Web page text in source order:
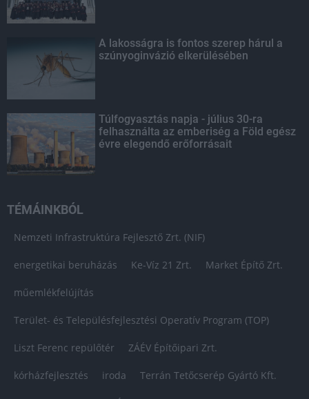
A lakosságra is fontos szerep hárul a
szúnyoginvázió elkerülésében
Túlfogyasztás napja - július 30-ra
felhasználta az emberiség a Föld egész
évre elegendő erőforrásait
TÉMÁINKBÓL
Nemzeti Infrastruktúra Fejlesztő Zrt. (NIF)
energetikai beruházás Ke-Víz 21 Zrt. Market Építő Zrt.
műemlékfelújítás
Terület- és Településfejlesztési Operatív Program (TOP)
Liszt Ferenc repülőtér ZÁÉV Építőipari Zrt.
kórházfejlesztés iroda Terrán Tetőcserép Gyártó Kft.